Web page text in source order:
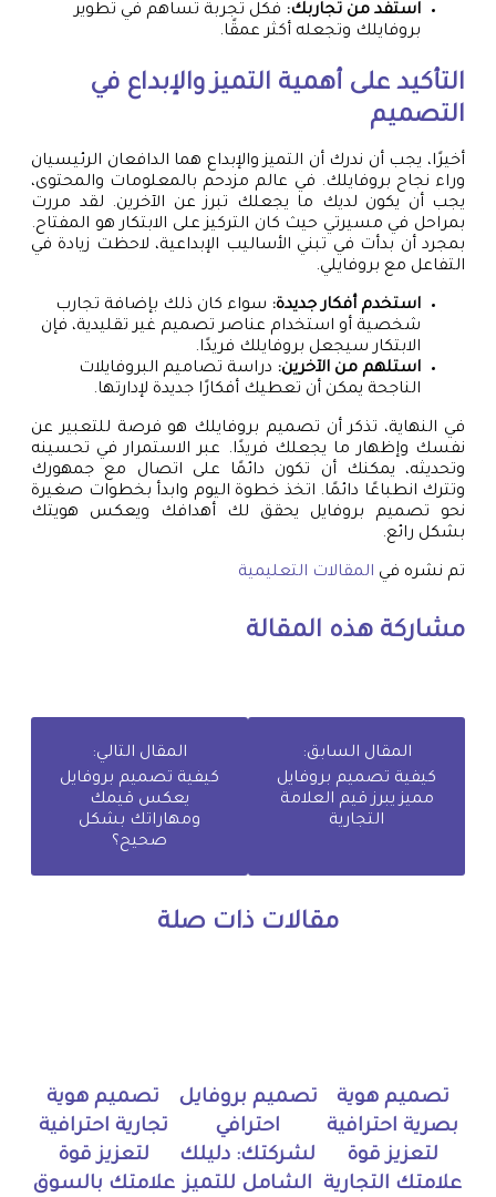
استفد من تجاربك: فكل تجربة تساهم في تطوير
بروفايلك وتجعله أكثر عمقًا.
التأكيد على أهمية التميز والإبداع في
التصميم
أخيرًا، يجب أن ندرك أن التميز والإبداع هما الدافعان الرئيسيان
وراء نجاح بروفايلك. في عالم مزدحم بالمعلومات والمحتوى،
يجب أن يكون لديك ما يجعلك تبرز عن الآخرين. لقد مررت
بمراحل في مسيرتي حيث كان التركيز على الابتكار هو المفتاح.
بمجرد أن بدأت في تبني الأساليب الإبداعية، لاحظت زيادة في
التفاعل مع بروفايلي.
استخدم أفكار جديدة: سواء كان ذلك بإضافة تجارب
شخصية أو استخدام عناصر تصميم غير تقليدية، فإن
الابتكار سيجعل بروفايلك فريدًا.
استلهم من الآخرين: دراسة تصاميم البروفايلات
الناجحة يمكن أن تعطيك أفكارًا جديدة لإدارتها.
في النهاية، تذكر أن تصميم بروفايلك هو فرصة للتعبير عن
نفسك وإظهار ما يجعلك فريدًا. عبر الاستمرار في تحسينه
وتحديثه، يمكنك أن تكون دائمًا على اتصال مع جمهورك
وتترك انطباعًا دائمًا. اتخذ خطوة اليوم وابدأ بخطوات صغيرة
نحو تصميم بروفايل يحقق لك أهدافك ويعكس هويتك
بشكل رائع.
تم نشره في المقالات التعليمية
مشاركة هذه المقالة
المقال السابق:
كيفية تصميم بروفايل
مميز يبرز قيم العلامة
التجارية
المقال التالي:
كيفية تصميم بروفايل
يعكس قيمك
ومهاراتك بشكل
صحيح؟
مقالات ذات صلة
تصميم هوية
بصرية احترافية
لتعزيز قوة
علامتك التجارية
تصميم بروفايل
احترافي
لشركتك: دليلك
الشامل للتميز
تصميم هوية
تجارية احترافية
لتعزيز قوة
علامتك بالسوق